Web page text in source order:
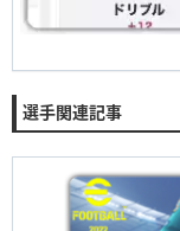
選手関連記事